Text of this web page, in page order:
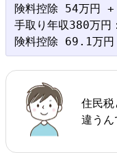
険料控除 54万円
手取り年収380万
住民税
違うん